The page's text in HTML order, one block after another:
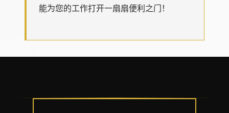
能为您的工作打开一扇扇便利之门！